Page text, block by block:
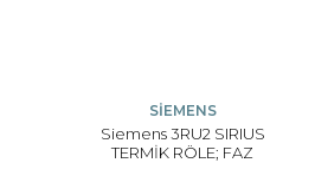
SİEMENS
Siemens 3RU2 SIRIUS
TERMİK RÖLE; FAZ